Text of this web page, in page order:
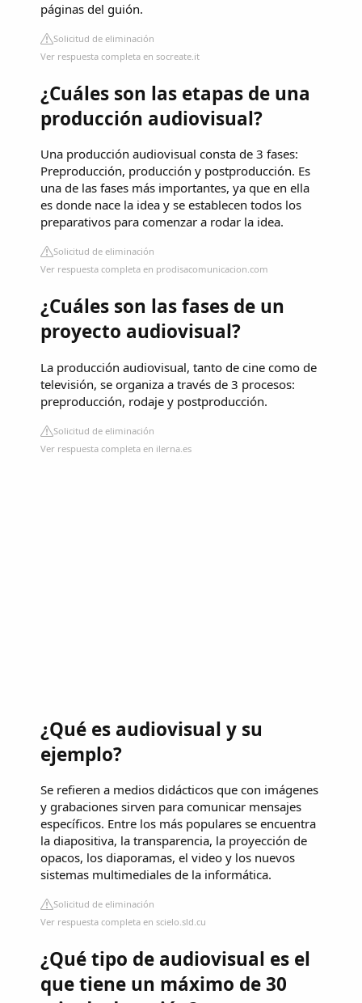
páginas del guión.
Solicitud de eliminación
Ver respuesta completa en socreate.it
¿Cuáles son las etapas de una
producción audiovisual?
Una producción audiovisual consta de 3 fases:
Preproducción, producción y postproducción. Es
una de las fases más importantes, ya que en ella
es donde nace la idea y se establecen todos los
preparativos para comenzar a rodar la idea.
Solicitud de eliminación
Ver respuesta completa en prodisacomunicacion.com
¿Cuáles son las fases de un
proyecto audiovisual?
La producción audiovisual, tanto de cine como de
televisión, se organiza a través de 3 procesos:
preproducción, rodaje y postproducción.
Solicitud de eliminación
Ver respuesta completa en ilerna.es
¿Qué es audiovisual y su
ejemplo?
Se refieren a medios didácticos que con imágenes
y grabaciones sirven para comunicar mensajes
específicos. Entre los más populares se encuentra
la diapositiva, la transparencia, la proyección de
opacos, los diaporamas, el video y los nuevos
sistemas multimediales de la informática.
Solicitud de eliminación
Ver respuesta completa en scielo.sld.cu
¿Qué tipo de audiovisual es el
que tiene un máximo de 30